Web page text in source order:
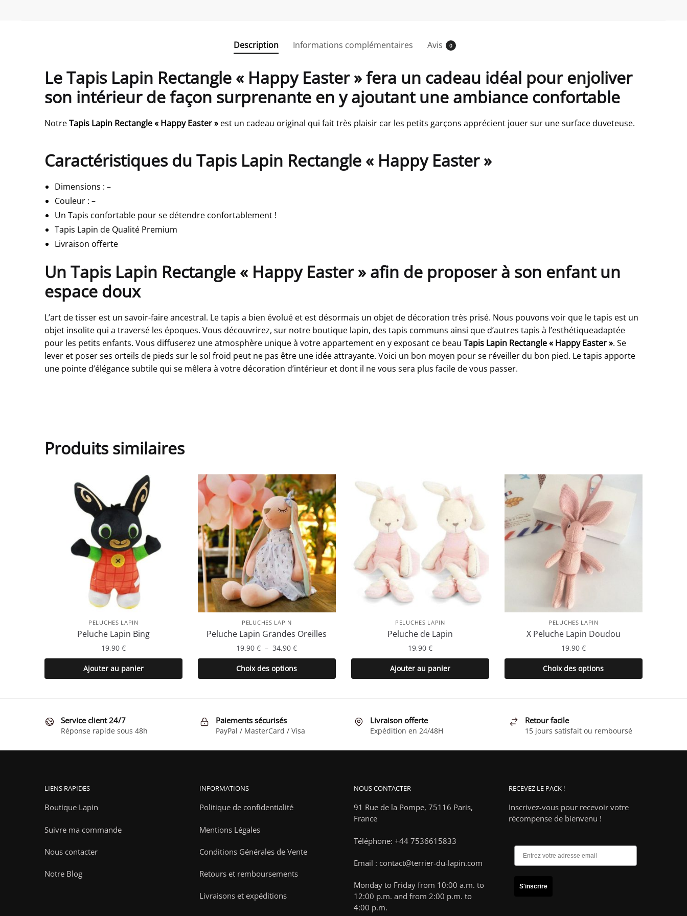
Description Informations complémentaires Avis 0
Le Tapis Lapin Rectangle « Happy Easter » fera un cadeau idéal pour enjoliver
son intérieur de façon surprenante en y ajoutant une ambiance confortable
NotreTapis Lapin Rectangle « Happy Easter » est un cadeau original qui fait très plaisir car les petits garçons apprécient jouer sur une surface duveteuse.
Caractéristiques du Tapis Lapin Rectangle « Happy Easter »
Dimensions :–
Couleur :–
Un Tapis confortable pour se détendre confortablement !
Tapis Lapin de Qualité Premium
Livraison offerte
Un Tapis Lapin Rectangle « Happy Easter » afin de proposer à son enfant un
espace doux
L’art de tisser est un savoir-faire ancestral. Le tapis a bien évolué et est désormais un objet de décoration très prisé. Nous pouvons voir que le tapis est un
objet insolite qui a traversé les époques. Vous découvrirez, sur notre boutique lapin, des tapis communs ainsi que d’autres tapis à l’esthétiqueadaptée
pour les petits enfants. Vous diffuserez une atmosphère unique à votre appartement en y exposant ce beauTapis Lapin Rectangle « Happy Easter ». Se
lever et poser ses orteils de pieds sur le sol froid peut ne pas être une idée attrayante. Voici un bon moyen pour se réveiller du bon pied. Le tapis apporte
une pointe d’élégance subtile qui se mêlera à votre décoration d’intérieur et dont il ne vous sera plus facile de vous passer.
Produits similaires
PELUCHES LAPIN
Peluche Lapin Bing
19,90 €
Ajouter au panier
PELUCHES LAPIN
Peluche Lapin Grandes Oreilles
19,90€ – 34,90€Plage
de
prix :
19,90 €
Choix des options
Ce
produit
variations.
Les
la
PELUCHES LAPIN
Peluche de Lapin
19,90 €
Ajouter au panier
PELUCHES LAPIN
X Peluche Lapin Doudou
19,90 €
Choix des options
Ce
produit
Les
la
page
produit
Service client 24/7
Réponse rapide sous 48h
Paiements sécurisés
PayPal / MasterCard / Visa
Livraison offerte
Expédition en 24/48H
Retour facile
15 jours satisfait ou remboursé
LIENS RAPIDES
Boutique Lapin
Suivre ma commande
Nous contacter
Notre Blog
INFORMATIONS
Politique de confidentialité
Mentions Légales
Conditions Générales de Vente
Retours et remboursements
Livraisons et expéditions
NOUS CONTACTER
91 Rue de la Pompe, 75116 Paris,
France
Téléphone: +44 7536615833
Email : contact@terrier-du-lapin.com
Monday to Friday from 10:00 a.m. to
12:00 p.m. and from 2:00 p.m. to
4:00 p.m.
RECEVEZ LE PACK !
Inscrivez-vous pour recevoir votre
récompense de bienvenu !
S'inscrire